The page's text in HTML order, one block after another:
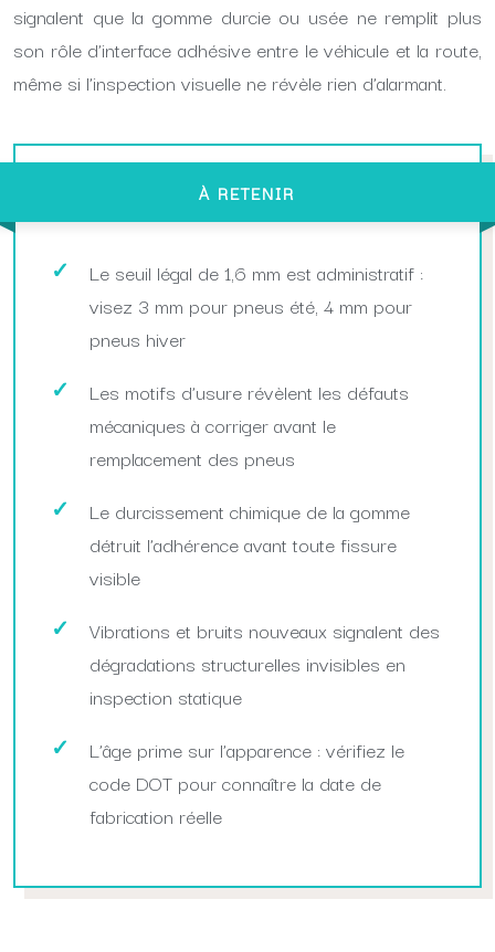
signalent que la gomme durcie ou usée ne remplit plus
son rôle d’interface adhésive entre le véhicule et la route,
même si l’inspection visuelle ne révèle rien d’alarmant.
À RETENIR
Le seuil légal de 1,6 mm est administratif :
visez 3 mm pour pneus été, 4 mm pour
pneus hiver
Les motifs d’usure révèlent les défauts
mécaniques à corriger avant le
remplacement des pneus
Le durcissement chimique de la gomme
détruit l’adhérence avant toute fissure
visible
Vibrations et bruits nouveaux signalent des
dégradations structurelles invisibles en
inspection statique
L’âge prime sur l’apparence : vérifiez le
code DOT pour connaître la date de
fabrication réelle